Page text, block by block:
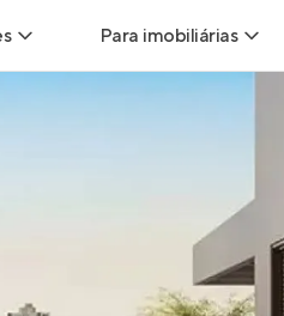
Para imobiliárias
Anunciar imóveis